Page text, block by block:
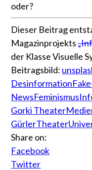
oder?
Dieser Beitrag
Magazinprojekts
der Klasse Visuelle
Beitragsbild:
Desinformation
NewsFeminismus
Gorki Theater
GürlerTheater
Share on:
Facebook
Twitter